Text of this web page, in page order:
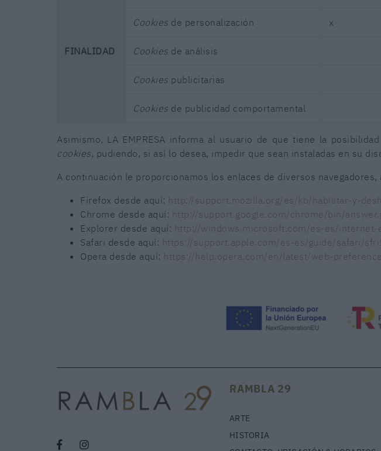
FINALIDAD
Cookies de personalización x
Cookies de análisis
Cookies publicitarias
Cookies de publicidad comportamental
Asimismo, LA EMPRESA informa al usuario de que tiene la
cookies, pudiendo, si así lo desea, impedir que sean instaladas en su
A continuación le proporcionamos los enlaces de diversos
Firefox desde aquí: http://support.mozilla.org/es/kb/habilitar-y-
Chrome desde aquí: http://support.google.com/chrome/bin/
Explorer desde aquí: http://windows.microsoft.com/es-es/
Safari desde aquí: https://support.apple.com/es-es/guide/safari/
Opera desde aquí: https://help.opera.com/en/latest/web-
RAMBLA 29
ARTE
HISTORIA